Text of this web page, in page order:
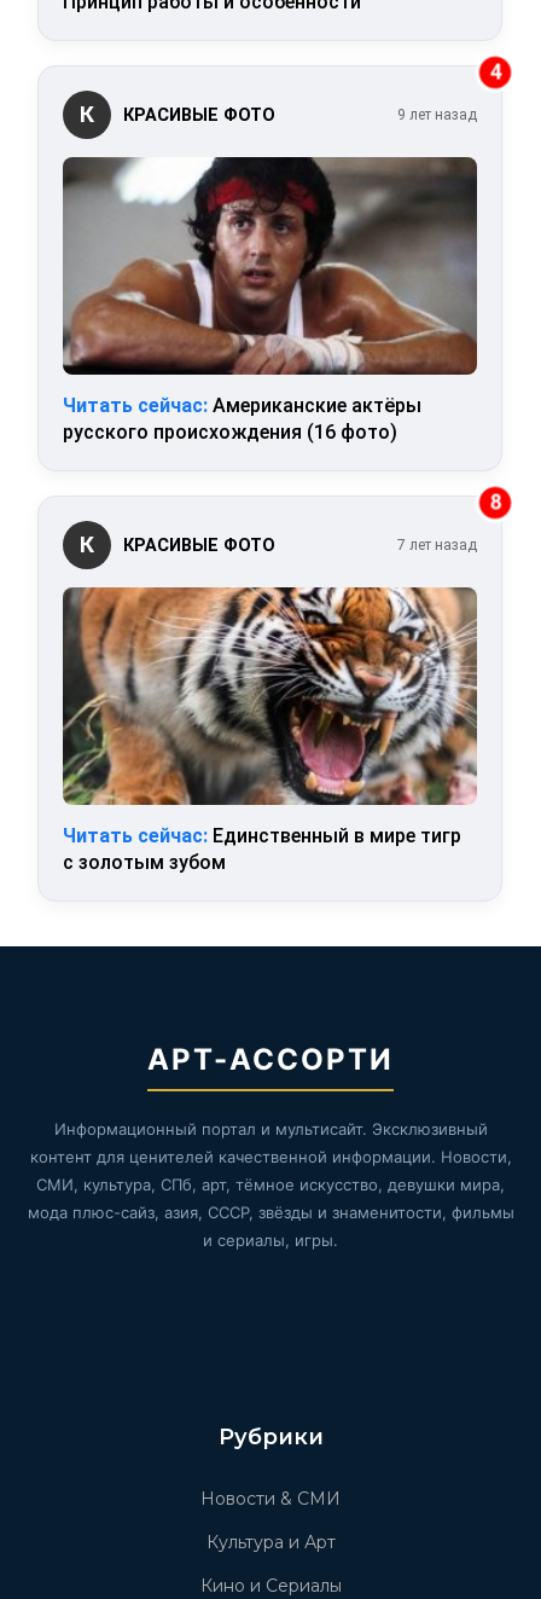
4
К КРАСИВЫЕ ФОТО 9 лет назад
Читать сейчас: Американские актёры
русского происхождения (16 фото)
8
К КРАСИВЫЕ ФОТО 7 лет назад
Читать сейчас: Единственный в мире тигр
с золотым зубом
АРТ-АССОРТИ
Информационный портал и мультисайт. Эксклюзивный
контент для ценителей качественной информации. Новости,
СМИ, культура, СПб, арт, тёмное искусство, девушки мира,
мода плюс-сайз, азия, СССР, звёзды и знаменитости, фильмы
и сериалы, игры.
Рубрики
Новости & СМИ
Культура и Арт
Кино и Сериалы